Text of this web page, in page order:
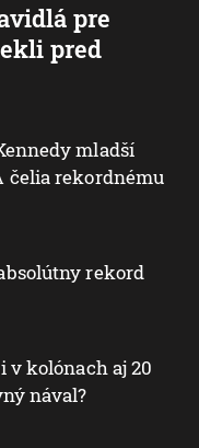
pre
pred
mladší
čelia rekordnému
rekord
kolónach aj 20
nával?